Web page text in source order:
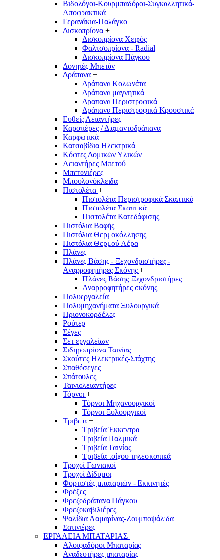
Βιδολόγοι-Κουρμπαδόροι-Συγκολλητικά-
Αποφρακτικά
Γερανάκια-Παλάγκο
Δισκοπρίονα +
Δισκοπρίονα Χειρός
Φαλτσοπρίονα - Radial
Δισκοπρίονα Πάγκου
Δονητές Μπετόν
Δράπανα +
Δράπανα Κολωνάτα
Δράπανα μαγνητικά
Δραπανα Περιστροφικά
Δράπανα Περιστροφικά Κρουστικά
Ευθείς Λειαντήρες
Καροτιέρες / Διαμαντοδράπανα
Καρφωτικά
Κατσαβίδια Ηλεκτρικά
Κόφτες Δομικών Υλικών
Λειαντήρες Μπετού
Μπετονιέρες
Μπουλονόκλειδα
Πιστολέτα +
Πιστολέτα Περιστροφικά Σκαπτικά
Πιστολέτα Σκαπτικά
Πιστολέτα Κατεδάφισης
Πιστόλια Βαφής
Πιστόλια Θερμοκόλλησης
Πιστόλια Θερμού Αέρα
Πλάνες
Πλάνες Βάσης - Ξεχονδριστήρες -
Αναρροφητήρες Σκόνης +
Πλάνες Βάσης-Ξεχονδριστήρες
Αναρροφητήρες σκόνης
Πολυεργαλεία
Πολυμηχανήματα Ξυλουργικά
Πριονοκορδέλες
Ρούτερ
Σέγες
Σετ εργαλείων
Σιδηροπρίονα Ταινίας
Σκούπες Ηλεκτρικές-Στάχτης
Σπαθόσεγες
Σπάτουλες
Ταινιολειαντήρες
Τόρνοι +
Τόρνοι Μηχανουργικοί
Τόρνοι Ξυλουργικοί
Τριβεία +
Τριβεία Έκκεντρα
Τριβεία Παλμικά
Τριβεία Ταινίας
Τριβεία τοίχου τηλεσκοπικά
Τροχοί Γωνιακοί
Τροχοί Δίδυμοι
Φορτιστές μπαταριών - Εκκινητές
Φρέζες
Φρεζοδράπανα Πάγκου
Φρεζοκαβιλιέρες
Ψαλίδια Λαμαρίνας-Ζουμποψάλιδα
Σατινιέρες
ΕΡΓΑΛΕΙΑ ΜΠΑΤΑΡΙΑΣ +
Αλοιφαδόροι Μπαταρίας
Αναδευτήρες μπαταρίας